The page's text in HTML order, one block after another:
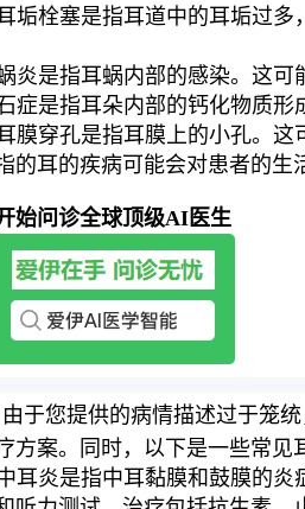
垢栓塞是指耳道中的耳垢过
炎是指耳蜗内部的感染。这可
症是指耳朵内部的钙化物质形
膜穿孔是指耳膜上的小孔。
的耳的疾病可能会对患者的生
始问诊全球顶级AI医生
于您提供的病情描述过于笼
方案。同时，以下是一些常见
炎是指中耳黏膜和鼓膜的炎